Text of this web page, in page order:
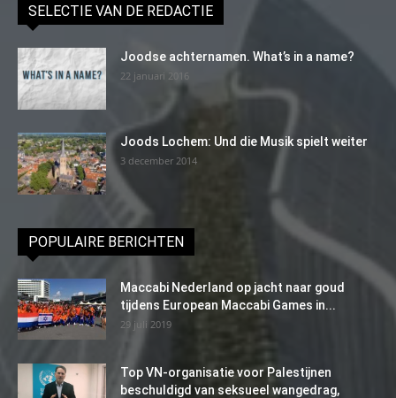
SELECTIE VAN DE REDACTIE
Joodse achternamen. What’s in a name?
22 januari 2016
Joods Lochem: Und die Musik spielt weiter
3 december 2014
POPULAIRE BERICHTEN
Maccabi Nederland op jacht naar goud
tijdens European Maccabi Games in...
29 juli 2019
Top VN-organisatie voor Palestijnen
beschuldigd van seksueel wangedrag,